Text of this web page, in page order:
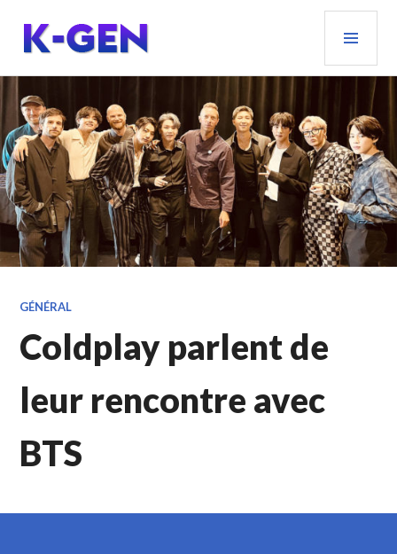
contenu
principal
K-GEN
GÉNÉRAL
Coldplay parlent de
leur rencontre avec
BTS